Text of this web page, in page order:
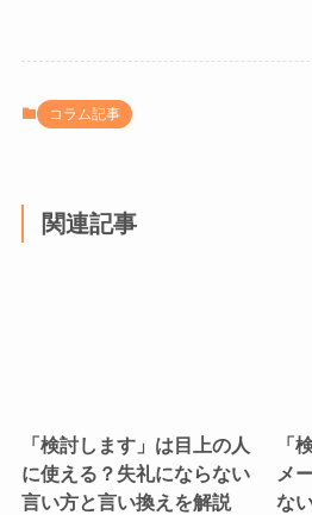
コラム記事
関連記事
「検討します」は目上の人
に使える？失礼にならない
言い方と言い換えを解説
「
メ
な